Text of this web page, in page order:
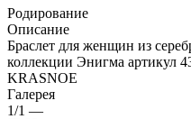
Родирование
Описание
Браслет для женщин из
коллекции Энигма артикул
KRASNOE
Галерея
1/1 —